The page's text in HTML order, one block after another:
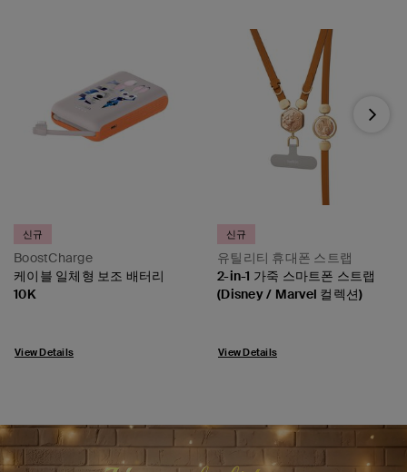
BoostCharge
신규
케이블 일체형 보조 배터리
10K
View Details
유틸리티 휴대폰 스트랩
신규
2-in-1 가죽 스마트폰 스트랩
(Disney / Marvel 컬렉션)
View Details
Next